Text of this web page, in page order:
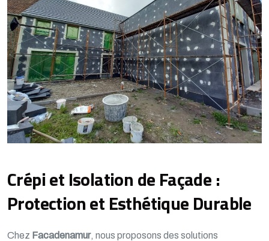
Crépi et Isolation de Façade :
Protection et Esthétique Durable
Chez Facadenamur, nous proposons des solutions